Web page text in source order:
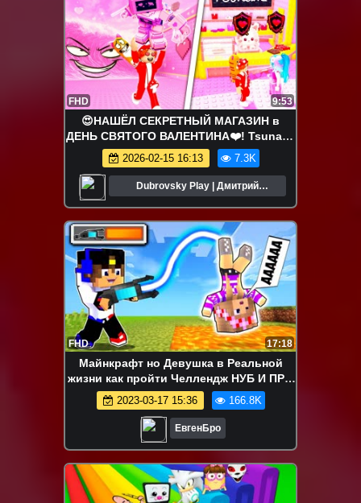
FHD 9:53
😍НАШЁЛ СЕКРЕТНЫЙ МАГАЗИН в
ДЕНЬ СВЯТОГО ВАЛЕНТИНА❤️! Tsunami
For Brainrots - №2 в ROBLOX
2026-02-15 16:13 7.3K
Dubrovsky Play | Дмитрий
Дубровский
FHD 17:18
Майнкрафт но Девушка в Реальной
жизни как пройти Челлендж НУБ И ПРО
ВИДЕО ТРОЛЛИНГ MINECRAFT
2023-03-17 15:36 166.8K
ЕвгенБро